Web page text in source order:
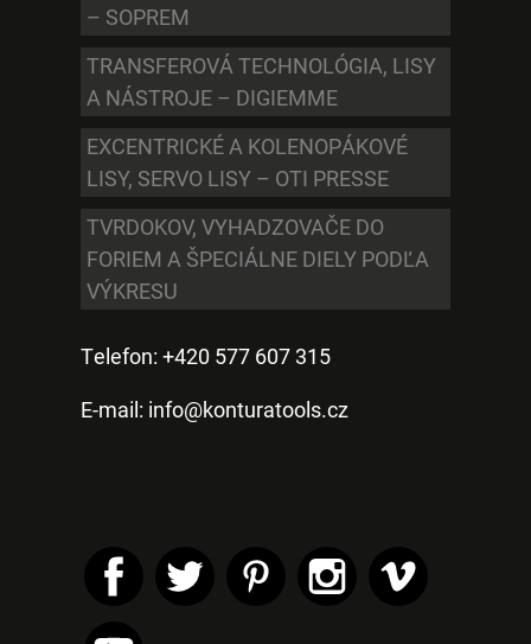
– SOPREM
TRANSFEROVÁ TECHNOLÓGIA, LISY
A NÁSTROJE – DIGIEMME
EXCENTRICKÉ A KOLENOPÁKOVÉ
LISY, SERVO LISY – OTI PRESSE
TVRDOKOV, VYHADZOVAČE DO
FORIEM A ŠPECIÁLNE DIELY PODĽA
VÝKRESU
Telefon: +420 577 607 315
E-mail: info@konturatools.cz